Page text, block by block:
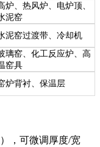
炉、热风炉、电炉顶、
泥窑
泥窑过渡带、冷却机
璃窑、化工反应炉、高
窑具
炉背衬、保温层
，可微调厚度/宽